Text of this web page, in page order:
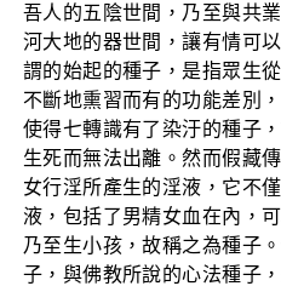
吾人的五陰世間，乃至與共
河大地的器世間，讓有情可
謂的始起的種子，是指眾生
不斷地熏習而有的功能差別
使得七轉識有了染汙的種子
生死而無法出離。然而假藏
女行淫所產生的淫液，它不
液，包括了男精女血在內，
乃至生小孩，故稱之為種子
子，與佛教所說的心法種子